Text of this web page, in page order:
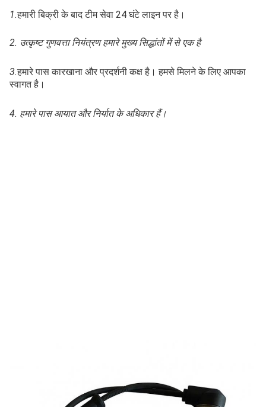
1.हमारी बिक्री के बाद टीम सेवा 24 घंटे लाइन पर है।
2. उत्कृष्ट गुणवत्ता नियंत्रण हमारे मुख्य सिद्धांतों में से एक है
3.हमारे पास कारखाना और प्रदर्शनी कक्ष है। हमसे मिलने के लिए आपका
स्वागत है।
4. हमारे पास आयात और निर्यात के अधिकार हैं।